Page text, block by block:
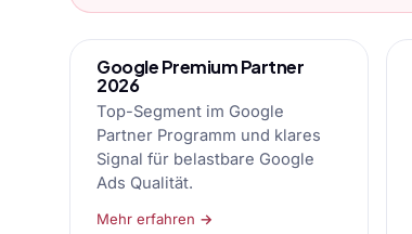
Google Premium Partner
2026
Top-Segment im Google
Partner Programm und klares
Signal für belastbare Google
Ads Qualität.
Mehr erfahren →